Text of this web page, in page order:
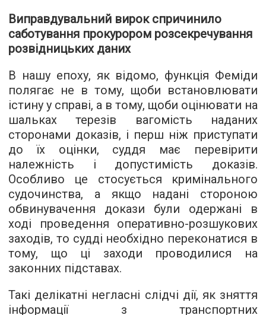
Виправдувальний вирок спричинило
саботування прокурором розсекречування
розвідницьких даних
В нашу епоху, як відомо, функція Феміди
полягає не в тому, щоби встановлювати
істину у справі, а в тому, щоби оцінювати на
шальках терезів вагомість наданих
сторонами доказів, і перш ніж приступати
до їх оцінки, суддя має перевірити
належність і допустимість доказів.
Особливо це стосується кримінального
судочинства, а якщо надані стороною
обвинувачення докази були одержані в
ході проведення оперативно-розшукових
заходів, то судді необхідно переконатися в
тому, що ці заходи проводилися на
законних підставах.
Такі делікатні негласні слідчі дії, як зняття
інформації з транспортних